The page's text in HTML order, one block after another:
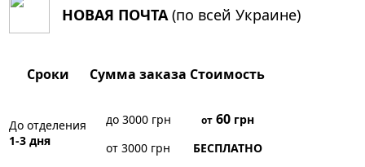
НОВАЯ ПОЧТА(по всей Украине)
Сроки Сумма заказа Стоимость
До отделения
1-3 дня
до 3000 грн от60грн
от 3000 грн
БЕСПЛАТНО